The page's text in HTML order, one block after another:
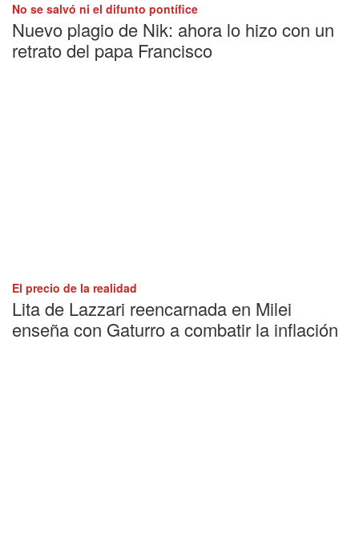
No se salvó ni el difunto pontífice
Nuevo plagio de Nik: ahora lo hizo con un
retrato del papa Francisco
El precio de la realidad
Lita de Lazzari reencarnada en Milei
enseña con Gaturro a combatir la inflación